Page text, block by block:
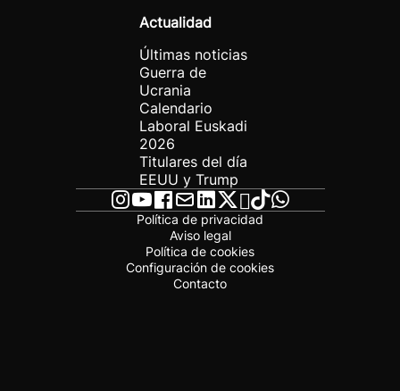
Actualidad
Últimas noticias
Guerra de
Ucrania
Calendario
Laboral Euskadi
2026
Titulares del día
EEUU y Trump
Política de privacidad
Aviso legal
Política de cookies
Configuración de cookies
Contacto